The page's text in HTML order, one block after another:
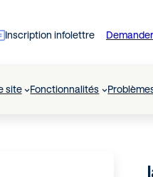
Inscription infolettre
site Fonctionnalités